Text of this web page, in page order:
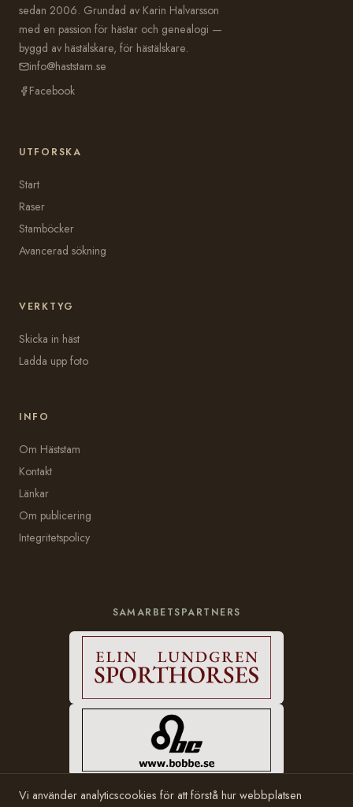
sedan 2006. Grundad av Karin Halvarsson
med en passion för hästar och genealogi —
byggd av hästälskare, för hästälskare.
info@haststam.se
Facebook
UTFORSKA
Start
Raser
Stamböcker
Avancerad sökning
VERKTYG
Skicka in häst
Ladda upp foto
INFO
Om Häststam
Kontakt
Länkar
Om publicering
Integritetspolicy
SAMARBETSPARTNERS
Vi använder analyticscookies för att förstå hur webbplatsen